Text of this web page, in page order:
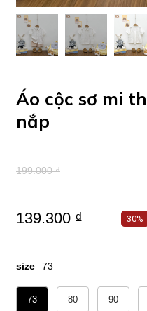
Áo cộc sơ mi
nắp
199.000 ₫
139.300 ₫ 30%
size 73
73 80 90